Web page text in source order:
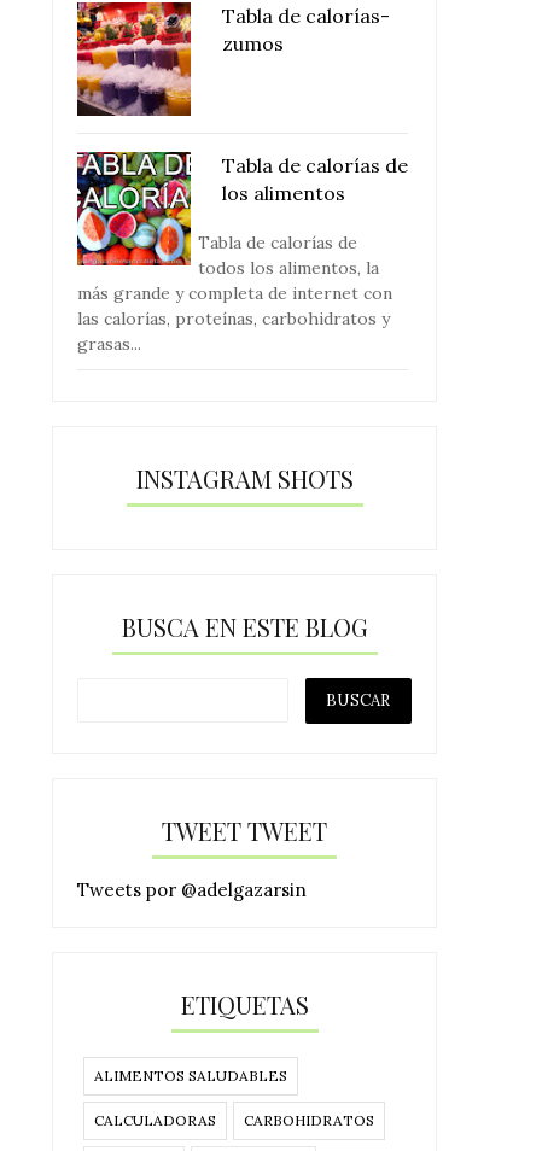
Tabla de calorías-
zumos
Tabla de calorías de
los alimentos
Tabla de calorías de
todos los alimentos, la
más grande y completa de internet con
las calorías, proteínas, carbohidratos y
grasas...
INSTAGRAM SHOTS
BUSCA EN ESTE BLOG
TWEET TWEET
Tweets por @adelgazarsin
ETIQUETAS
ALIMENTOS SALUDABLES
CALCULADORAS CARBOHIDRATOS